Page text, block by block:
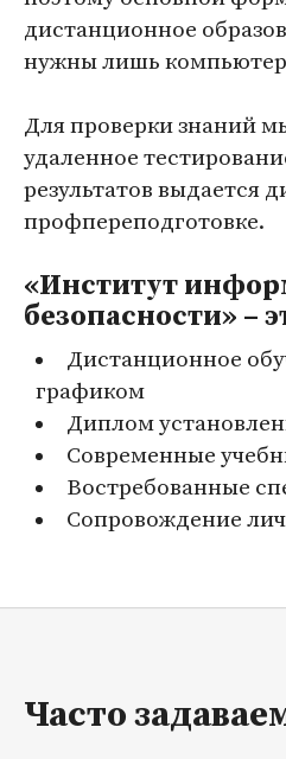
дистанционное
нужны лишь
Для проверки знаний
удаленное
результатов выдается
профпереподготовке.
«Институт
безопасности» –
Дистанционное
графиком
Диплом
Современные
Востребованные
Сопровождение
Часто